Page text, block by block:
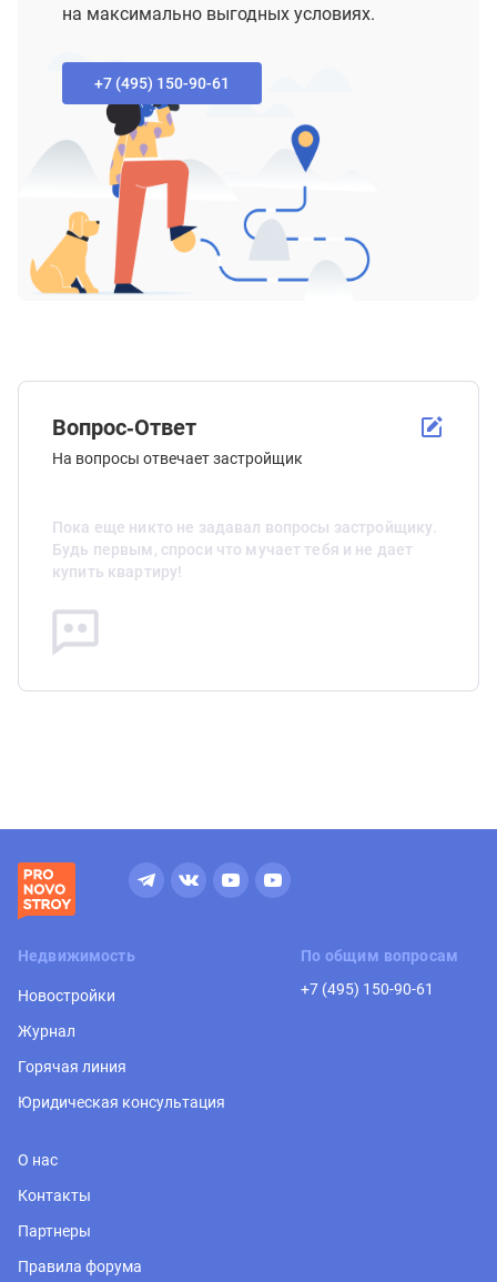
Вопрос-Ответ
На вопросы отвечает застройщик
Пока еще никто не задавал вопросы застройщику.
Будь первым, спроси что мучает тебя и не дает
купить квартиру!
на максимально выгодных условиях.
+7 (495) 150-90-61‬
Недвижимость
Новостройки
Журнал
Горячая линия
Юридическая консультация
По общим вопросам
+7 (495) 150-90-61
О нас
Контакты
Партнеры
Правила форума